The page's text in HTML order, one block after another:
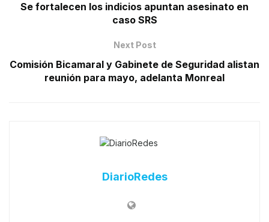
Se fortalecen los indicios apuntan asesinato en
caso SRS
Next Post
Comisión Bicamaral y Gabinete de Seguridad alistan
reunión para mayo, adelanta Monreal
DiarioRedes